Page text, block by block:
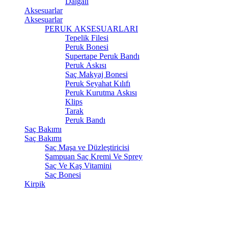
Aksesuarlar
Aksesuarlar
PERUK AKSESUARLARI
Tepelik Filesi
Peruk Bonesi
Supertape Peruk Bandı
Peruk Askısı
Saç Makyaj Bonesi
Peruk Seyahat Kılıfı
Peruk Kurutma Askısı
Klips
Tarak
Peruk Bandı
Saç Bakımı
Saç Bakımı
Saç Maşa ve Düzleştiricisi
Şampuan Saç Kremi Ve Sprey
Saç Ve Kaş Vitamini
Saç Bonesi
Kirpik